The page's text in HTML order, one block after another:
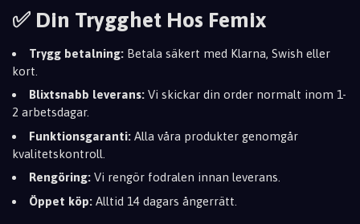
✅ Din Trygghet Hos Femix
Trygg betalning: Betala säkert med Klarna, Swish eller
kort.
Blixtsnabb leverans: Vi skickar din order normalt inom 1-
2 arbetsdagar.
Funktionsgaranti: Alla våra produkter genomgår
kvalitetskontroll.
Rengöring: Vi rengör fodralen innan leverans.
Öppet köp: Alltid 14 dagars ångerrätt.